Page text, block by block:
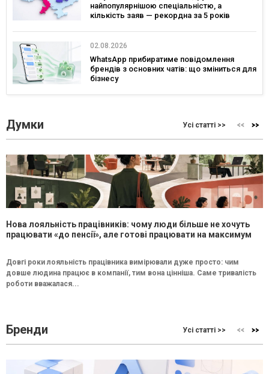
найпопулярнішою спеціальністю, а
кількість заяв — рекордна за 5 років
02.08.2026
WhatsApp прибиратиме повідомлення
брендів з основних чатів: що зміниться для
бізнесу
Думки Усі статті >>
Нова лояльність працівників: чому люди більше не хочуть
працювати «до пенсії», але готові працювати на максимум
Довгі роки лояльність працівника вимірювали дуже просто: чим
довше людина працює в компанії, тим вона цінніша. Саме тривалість
роботи вважалася...
Бренди Усі статті >>